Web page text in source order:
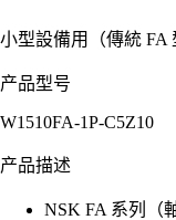
小型設備用（傳統 FA
产品型号
W1510FA-1P-C5Z10
产品描述
NSK FA 系列（